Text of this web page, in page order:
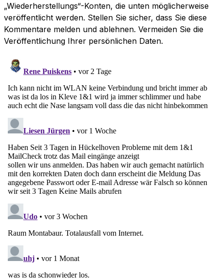
„Wiederherstellungs“-Konten, die unten möglicherweise
veröffentlicht werden. Stellen Sie sicher, dass Sie diese
Kommentare melden und ablehnen. Vermeiden Sie die
Veröffentlichung Ihrer persönlichen Daten.